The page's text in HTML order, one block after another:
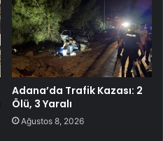
Adana’da Trafik Kazası: 2
Ölü, 3 Yaralı
Ağustos 8, 2026